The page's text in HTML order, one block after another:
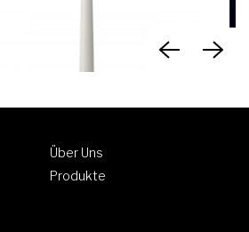
Über Uns
Produkte